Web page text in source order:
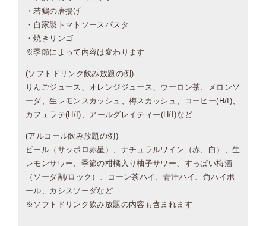
・若鶏の唐揚げ
・自家製トマトソースパスタ
・焼きリンゴ
※季節によって内容は変わります
(ソフトドリンク飲み放題の例)
りんごジュース、オレンジジュース、ウーロン茶、メロンソ
ーダ、生レモンスカッシュ、梅スカッシュ、コーヒー(H/I)、
カフェラテ(H/I)、アールグレイティー(H/I)など
(アルコール飲み放題の例)
ビール（サッポロ赤星）、ナチュラルワイン（赤、白）、生
レモンサワー、季節の柑橘入り柚子サワー、すっぱい梅酒
（ソーダ割/ロック）、コーン茶ハイ、青汁ハイ、角ハイボ
ール、カシスソーダなど
※ソフトドリンク飲み放題の内容も含まれます